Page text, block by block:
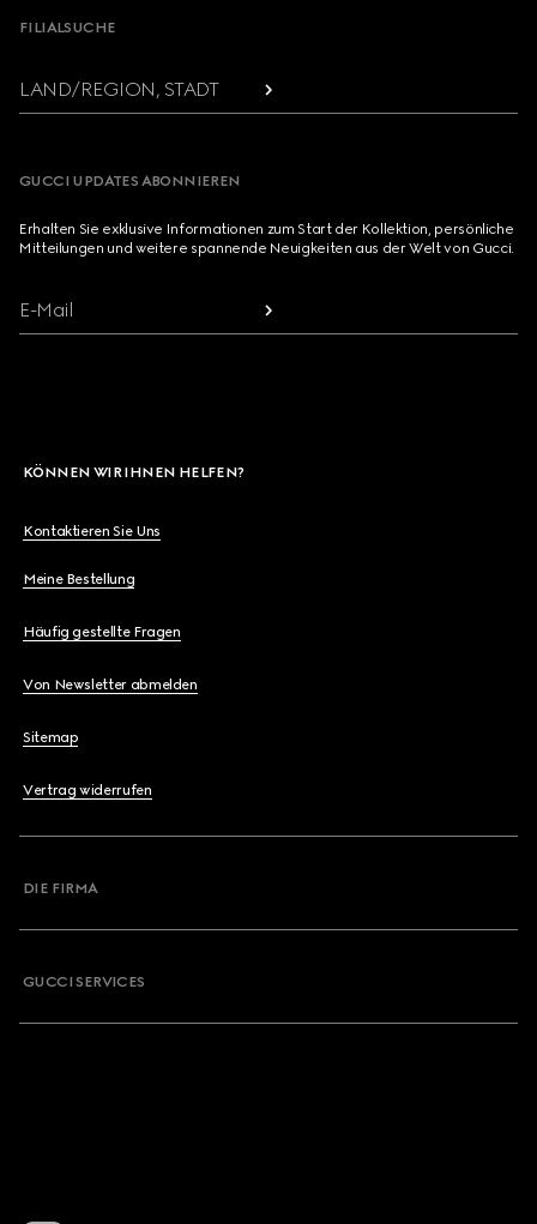
FILIALSUCHE
LAND/REGION, STADT
GUCCI UPDATES ABONNIEREN
Erhalten Sie exklusive Informationen zum Start der Kollektion, persönliche
Mitteilungen und weitere spannende Neuigkeiten aus der Welt von Gucci.
E-Mail
KÖNNEN WIR IHNEN HELFEN?
Kontaktieren Sie Uns
Meine Bestellung
Häufig gestellte Fragen
Von Newsletter abmelden
Sitemap
Vertrag widerrufen
DIE FIRMA
GUCCI SERVICES